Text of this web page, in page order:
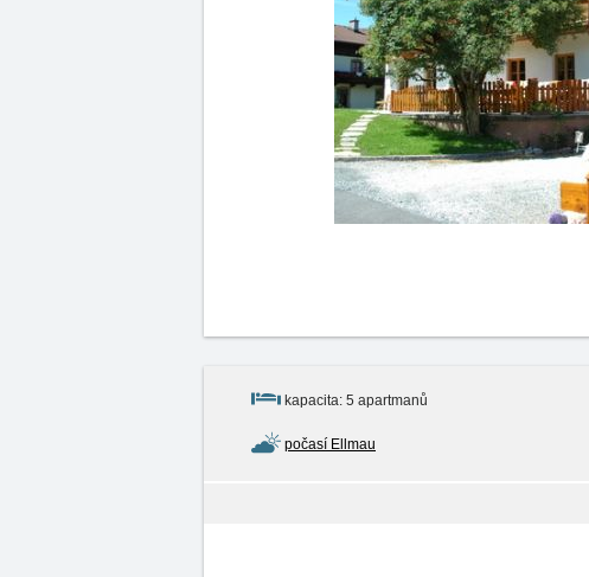
kapacita: 5 apartmanů
počasí Ellmau